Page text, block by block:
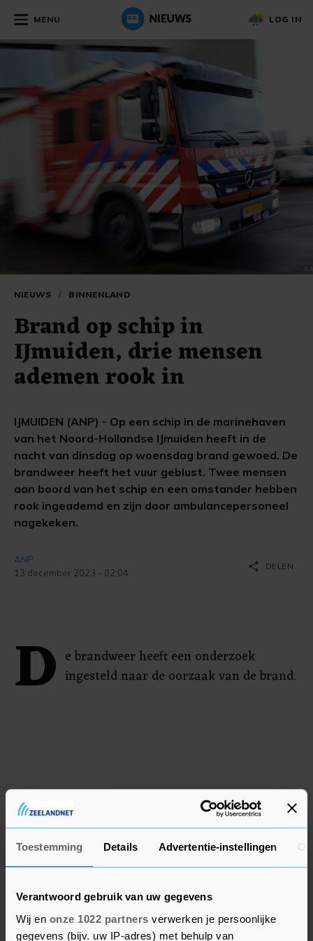
Toestemming Details Advertentie-instellingen
Verantwoord gebruik van uw gegevens
Wij en onze 1022 partners verwerken je persoonlijke
gegevens (bijv. uw IP-adres) met behulp van
MENU LOG IN
NIEUWS / BINNENLAND
Brand op schip in
IJmuiden, drie mensen
ademen rook in
IJMUIDEN (ANP) - Op een schip in de marinehaven
van het Noord-Hollandse IJmuiden heeft in de
nacht van dinsdag op woensdag brand gewoed. De
brandweer heeft het vuur geblust. Twee mensen
aan boord van het schip en een omstander hebben
rook ingeademd en zijn door ambulancepersoneel
nagekeken.
ANP
13 december 2023 - 02:04
share DELEN
D e brandweer heeft een onderzoek
ingesteld naar de oorzaak van de brand.